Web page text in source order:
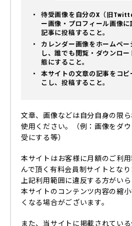
待受画像を自分のX（旧
ー画像・プロフィール画像に
記事に投稿すること。
カレンダー画像をホームペー
し、誰でも閲覧・ダウンロ
態にすること。
本サイトの文章の記事をコピ
こし、投稿すること。
文章、画像などは自分自身の限
使用ください。（例：画像をダ
受にする等）
本サイトはお客様に月額のご利
んで頂く有料会員制サイトとな
上記利用範囲に違反する方がい
本サイトのコンテンツ内容の縮
くなる場合がございます。
また、当サイトに掲載されてい